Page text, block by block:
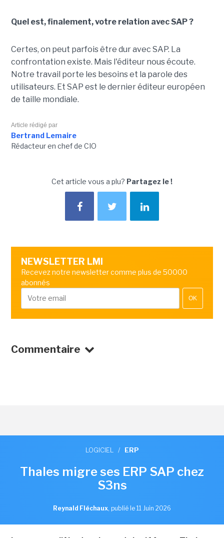
Quel est, finalement, votre relation avec SAP ?
Certes, on peut parfois être dur avec SAP. La
confrontation existe. Mais l'éditeur nous écoute.
Notre travail porte les besoins et la parole des
utilisateurs. Et SAP est le dernier éditeur européen
de taille mondiale.
Article rédigé par
Bertrand Lemaire
Rédacteur en chef de CIO
Cet article vous a plu? Partagez le !
NEWSLETTER LMI
Recevez notre newsletter comme plus de 50000
abonnés
OK
Commentaire
LOGICIEL / ERP
Thales migre ses ERP SAP chez
S3ns
Reynald Fléchaux, publié le 11 Juin 2026